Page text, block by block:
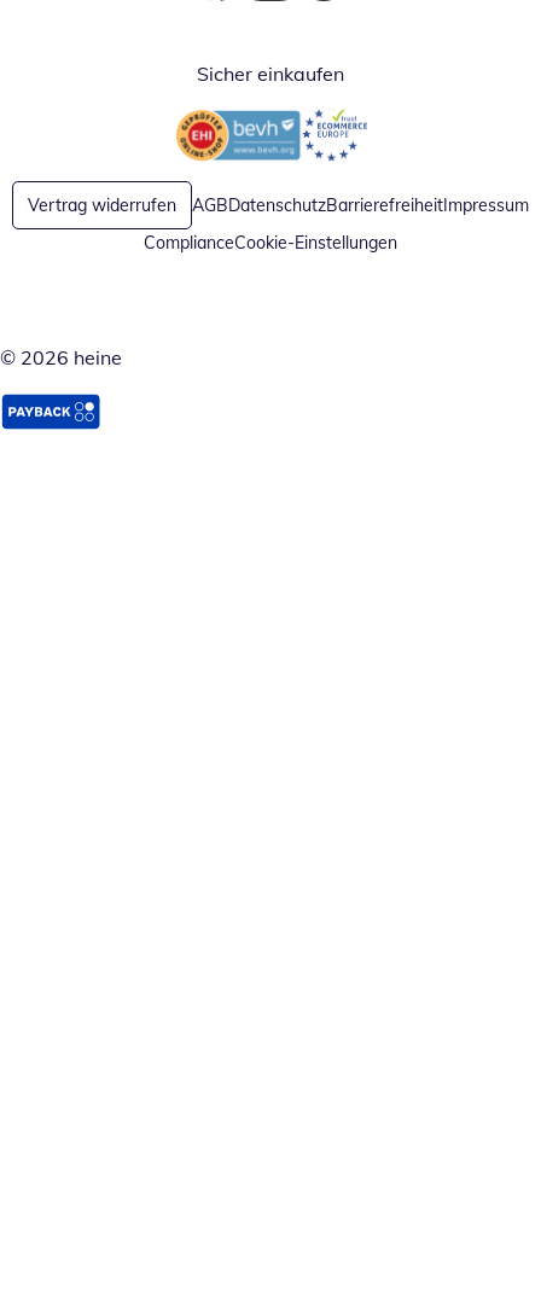
Sicher einkaufen
Öffnet in neuem FensterÖffnet in neuem Fenster
Vertrag widerrufen AGBDatenschutzBarrierefreiheitImpressum
ComplianceCookie-Einstellungen
© 2026 heine